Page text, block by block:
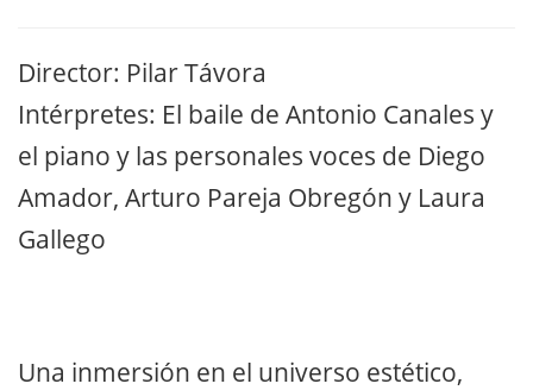
Director: Pilar Távora
Intérpretes: El baile de Antonio Canales y
el piano y las personales voces de Diego
Amador, Arturo Pareja Obregón y Laura
Gallego
Una inmersión en el universo estético,